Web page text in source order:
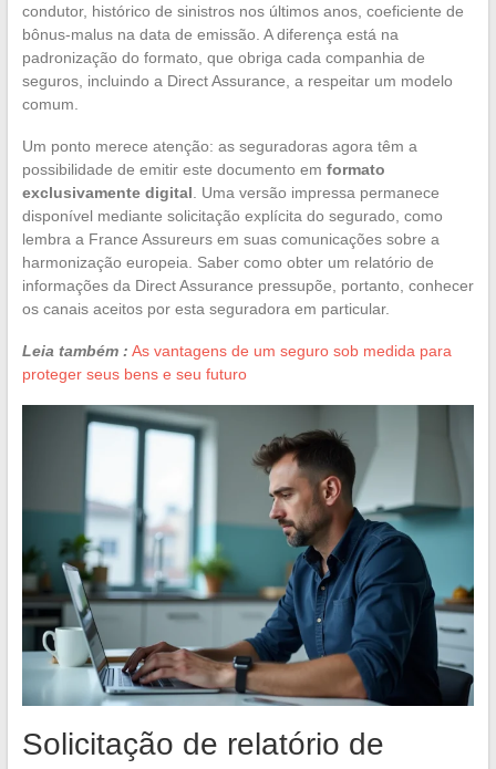
condutor, histórico de sinistros nos últimos anos, coeficiente de
bônus-malus na data de emissão. A diferença está na
padronização do formato, que obriga cada companhia de
seguros, incluindo a Direct Assurance, a respeitar um modelo
comum.
Um ponto merece atenção: as seguradoras agora têm a
possibilidade de emitir este documento em formato
exclusivamente digital . Uma versão impressa permanece
disponível mediante solicitação explícita do segurado, como
lembra a France Assureurs em suas comunicações sobre a
harmonização europeia. Saber como obter um relatório de
informações da Direct Assurance pressupõe, portanto, conhecer
os canais aceitos por esta seguradora em particular.
Leia também : As vantagens de um seguro sob medida para
proteger seus bens e seu futuro
Solicitação de relatório de